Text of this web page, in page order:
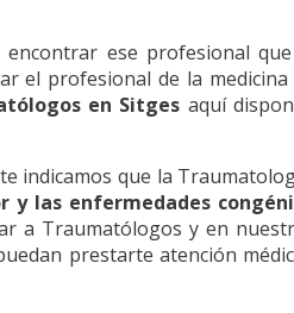
ese profesional
el profesional de la
en Sitges aquí
indicamos que la
y las enfermedades
a Traumatólogos y en
prestarte atención